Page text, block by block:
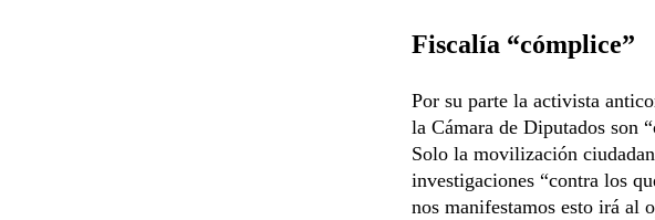
Fiscalía “cómplice”
Por su parte la activista
la Cámara de Diputados son
Solo la movilización
investigaciones “contra los
nos manifestamos esto irá al